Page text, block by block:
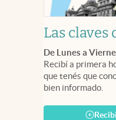
Las claves
De Lunes a
Recibí a primera
que tenés que
bien informado.